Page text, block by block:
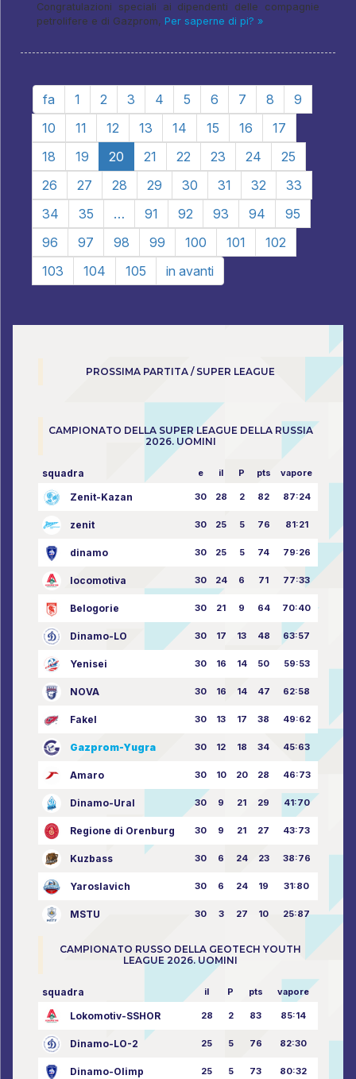
Congratulazioni speciali ai dipendenti delle compagnie
petrolifere e di Gazprom, Per saperne di pi? »
fa 1 2 3 4 5 6 7 8
9
10
11 12 13 14 15 16
17
18
19 20 21 22 23 24
25
26
27 28 29 30 31 32
33
34
35 … 91 92 93 94
95
96
97 98 99 100 101
102
103
104 105 in avanti
PROSSIMA PARTITA / SUPER LEAGUE
CAMPIONATO DELLA SUPER LEAGUE DELLA RUSSIA
2026. UOMINI
squadra e il P pts vapore
Zenit-Kazan 30 28 2 82 87:24
zenit 30 25 5 76 81:21
dinamo 30 25 5 74 79:26
locomotiva 30 24 6 71 77:33
Belogorie 30 21 9 64 70:40
Dinamo-LO 30 17 13 48 63:57
Yenisei 30 16 14 50 59:53
NOVA 30 16 14 47 62:58
Fakel 30 13 17 38 49:62
Gazprom-Yugra 30 12 18 34 45:63
Amaro 30 10 20 28 46:73
Dinamo-Ural 30 9 21 29 41:70
Regione di Orenburg 30 9 21 27 43:73
Kuzbass 30 6 24 23 38:76
Yaroslavich 30 6 24 19 31:80
MSTU 30 3 27 10 25:87
CAMPIONATO RUSSO DELLA GEOTECH YOUTH
LEAGUE 2026. UOMINI
squadra il P pts vapore
Lokomotiv-SSHOR 28 2 83 85:14
Dinamo-LO-2 25 5 76 82:30
Dinamo-Olimp 25 5 73 80:32